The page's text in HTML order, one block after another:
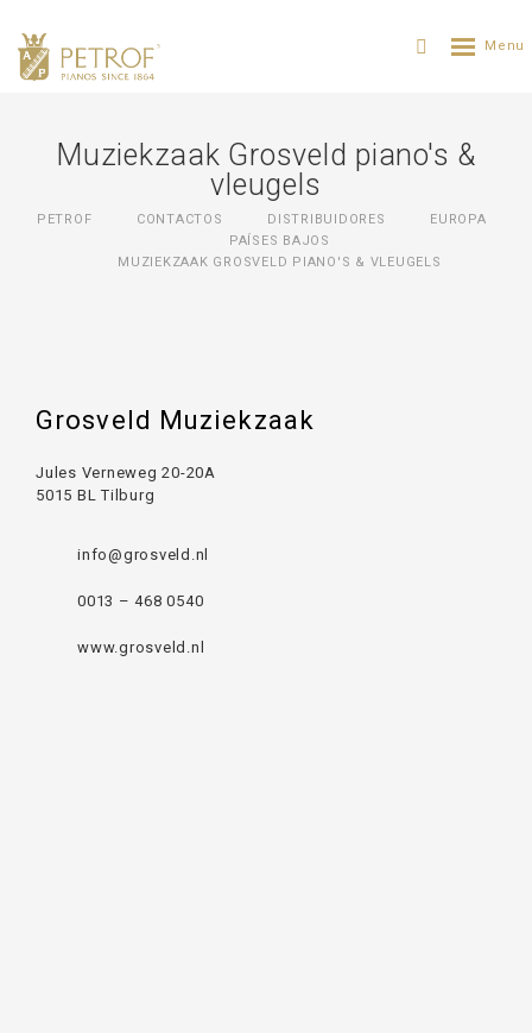
Muziekzaak Grosveld piano's &
vleugels
PETROF CONTACTOS DISTRIBUIDORES
ЕUROPA
PAÍSES BAJOS
MUZIEKZAAK GROSVELD PIANO'S & VLEUGELS
Grosveld Muziekzaak
Jules Verneweg 20-20A
5015 BL Tilburg
info@grosveld.nl
0013 – 468 0540
www.grosveld.nl